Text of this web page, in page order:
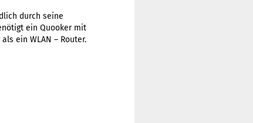
durch seine
ein Quooker mit
ein WLAN – Router.